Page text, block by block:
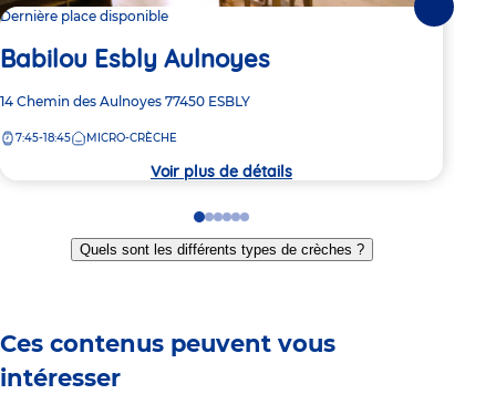
Dernière place disponible
Babilou Esbly Aulnoyes
Adresse
la
14 Chemin des Aulnoyes 77450 ESBLY
7:45-18:45 MICRO-CRÈCHE
Voir plus de détails
Go
to
slide
Go
to
slide
Go
to
slide
Go
to
slide
Go
to
slide
Go
to
slide
Quels sont les différents types de crèches ?
Ces contenus peuvent vous
intéresser